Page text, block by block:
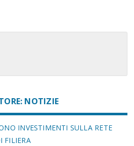
NOTIZIE
INVESTIMENTI SULLA RETE
FILIERA